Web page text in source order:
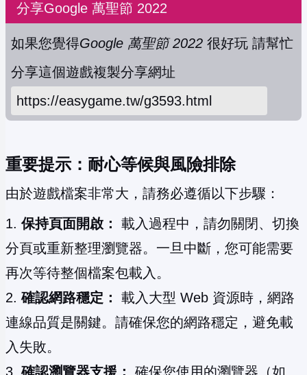
分享Google 萬聖節 2022
如果您覺得Google 萬聖節 2022 很好玩 請幫忙
分享這個遊戲複製分享網址
重要提示：耐心等候與風險排除
由於遊戲檔案非常大，請務必遵循以下步驟：
保持頁面開啟：
載入過程中，請勿關閉、切換
分頁或重新整理瀏覽器。一旦中斷，您可能需要
再次等待整個檔案包載入。
確認網路穩定：
載入大型 Web 資源時，網路
連線品質是關鍵。請確保您的網路穩定，避免載
入失敗。
確認瀏覽器支援：
確保您使用的瀏覽器（如